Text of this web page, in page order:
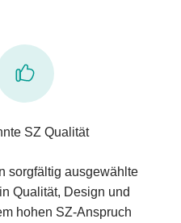
SZ Qualität
sorgfältig ausgewählte
Qualität, Design und
hohen SZ-Anspruch